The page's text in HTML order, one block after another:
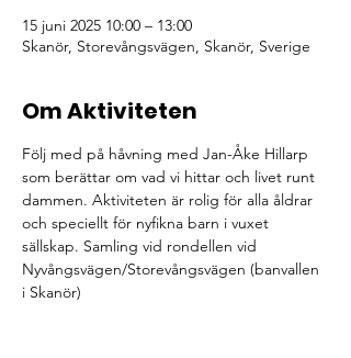
15 juni 2025 10:00 – 13:00
Skanör, Storevångsvägen, Skanör, Sverige
Om Aktiviteten
Följ med på håvning med Jan-Åke Hillarp
som berättar om vad vi hittar och livet runt
dammen. Aktiviteten är rolig för alla åldrar
och speciellt för nyfikna barn i vuxet
sällskap. Samling vid rondellen vid
Nyvångsvägen/Storevångsvägen (banvallen
i Skanör)